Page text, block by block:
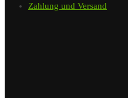
Zahlung und Versand